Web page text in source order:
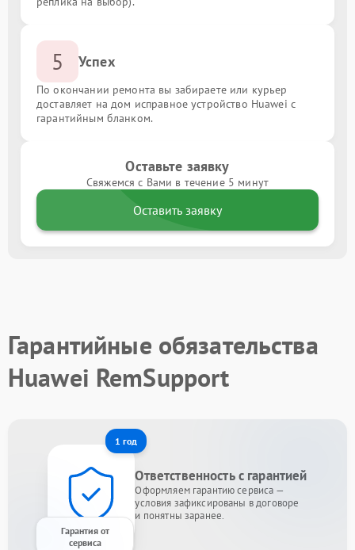
5 Успех
По окончании ремонта вы забираете или курьер
доставляет на дом исправное устройство Huawei с
гарантийным бланком.
Оставьте заявку
Свяжемся с Вами в течение 5 минут
Оставить заявку
Гарантийные обязательства
Huawei RemSupport
1 год
Гарантия от
сервиса
Ответственность с гарантией
Оформляем гарантию сервиса —
условия зафиксированы в договоре
и понятны заранее.